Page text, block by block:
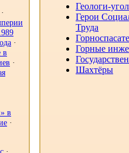
·
·
в
·
в
·
·
Геологи-
Герои
Труда
Горные
Шахтёры